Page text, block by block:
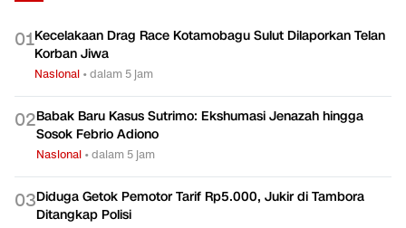
01Kecelakaan Drag Race Kotamobagu Sulut Dilaporkan Telan
Korban Jiwa
Nasional •dalam 5 jam
02Babak Baru Kasus Sutrimo: Ekshumasi Jenazah hingga
Sosok Febrio Adiono
Nasional •dalam 5 jam
03Diduga Getok Pemotor Tarif Rp5.000, Jukir di Tambora
Ditangkap Polisi